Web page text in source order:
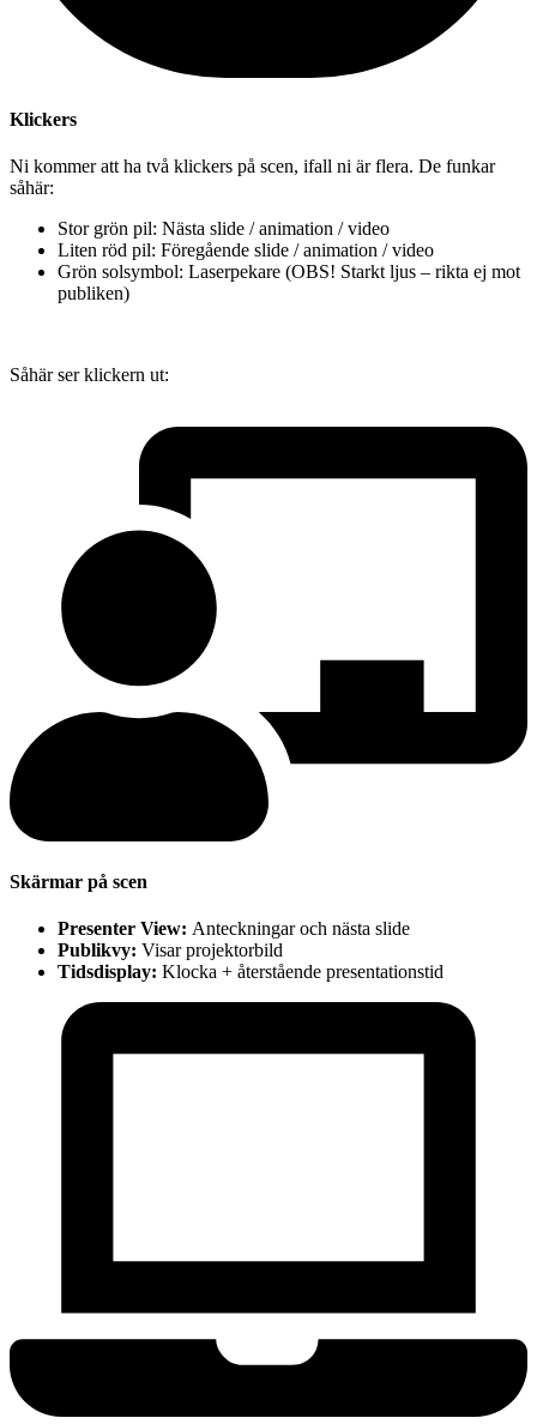
Klickers
Ni kommer att ha två klickers på scen, ifall ni är flera. De funkar
såhär:
Stor grön pil: Nästa slide / animation / video
Liten röd pil: Föregående slide / animation / video
Grön solsymbol: Laserpekare (OBS! Starkt ljus – rikta ej mot
publiken)
Såhär ser klickern ut:
Skärmar på scen
Presenter View: Anteckningar och nästa slide
Publikvy: Visar projektorbild
Tidsdisplay: Klocka + återstående presentationstid